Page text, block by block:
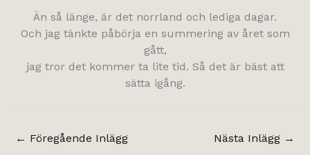
Än så länge, är det norrland och lediga dagar.
Och jag tänkte påbörja en summering av året som
gått,
jag tror det kommer ta lite tid. Så det är bäst att
sätta igång.
← Föregående Inlägg Nästa Inlägg →